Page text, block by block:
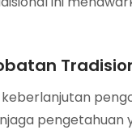
pengetahuan